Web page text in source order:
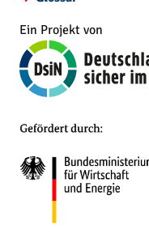
Ein Projekt von